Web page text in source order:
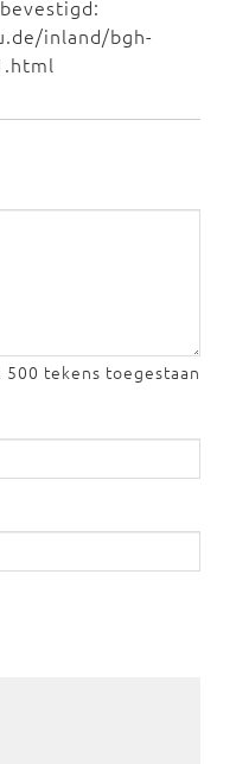
inland/bgh-
500 tekens toegestaan